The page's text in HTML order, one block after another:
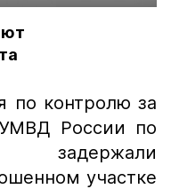
по контролю за
России по
задержали
участке